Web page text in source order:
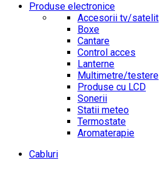
Produse electronice
Accesorii tv/satelit
Boxe
Cantare
Control acces
Lanterne
Multimetre/testere
Produse cu LCD
Sonerii
Statii meteo
Termostate
Aromaterapie
Cabluri